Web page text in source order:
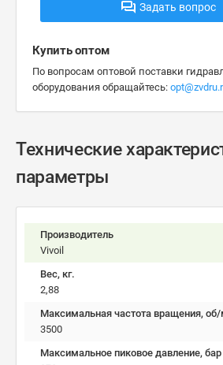
Задать вопрос
Купить оптом
По вопросам оптовой поставки
оборудования обращайтесь:
Технические
параметры
Производитель
Vivoil
Вес, кг.
2,88
Максимальная частота вращения,
3500
Максимальное пиковое давление, бар